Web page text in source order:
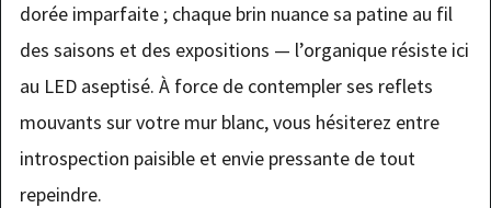
dorée imparfaite ; chaque brin nuance sa patine au fil
des saisons et des expositions — l’organique résiste ici
au LED aseptisé. À force de contempler ses reflets
mouvants sur votre mur blanc, vous hésiterez entre
introspection paisible et envie pressante de tout
repeindre.